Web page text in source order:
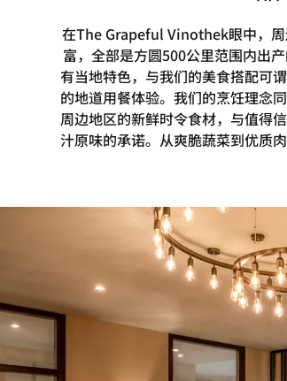
在The Grapeful Vinothek眼中，
富，全部是方圆500公里范围内出
有当地特色，与我们的美食搭配可
的地道用餐体验。我们的烹饪理念
周边地区的新鲜时令食材，与值得
汁原味的承诺。从爽脆蔬菜到优质